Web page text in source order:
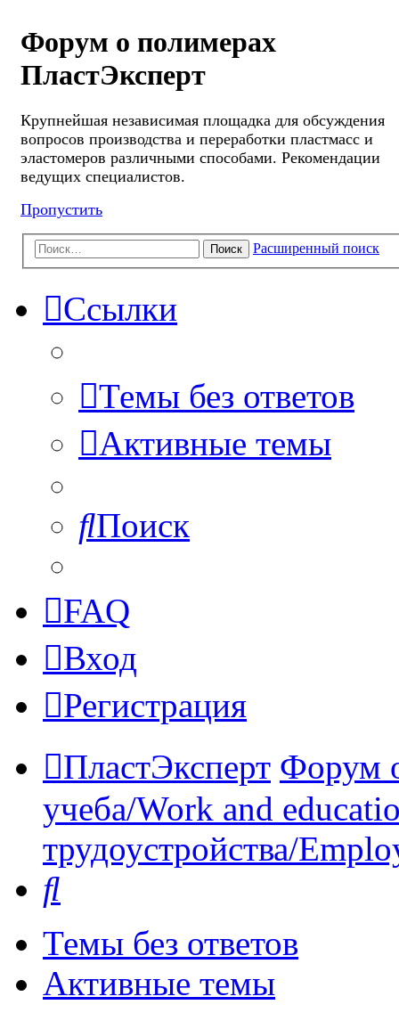
Форум о полимерах
ПластЭксперт
Крупнейшая независимая площадка для обсуждения
вопросов производства и переработки пластмасс и
эластомеров различными способами. Рекомендации
ведущих специалистов.
Пропустить
Поиск Расширенный поиск
Ссылки
Темы без ответов
Активные темы
Поиск
FAQ
Вход
Регистрация
ПластЭксперт Форум
учеба/Work and
трудоустройства/
Темы без ответов
Активные темы